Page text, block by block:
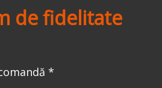
de fidelitate